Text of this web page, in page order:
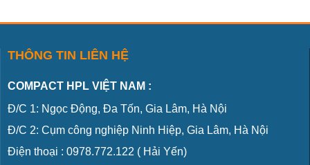
THÔNG TIN LIÊN HỆ
COMPACT HPL VIỆT NAM :
Đ/C 1: Ngọc Động, Đa Tốn, Gia Lâm, Hà Nội
Đ/C 2: Cụm công nghiệp Ninh Hiệp, Gia Lâm, Hà Nội
Điện thoại : 0978.772.122 ( Hải Yến)